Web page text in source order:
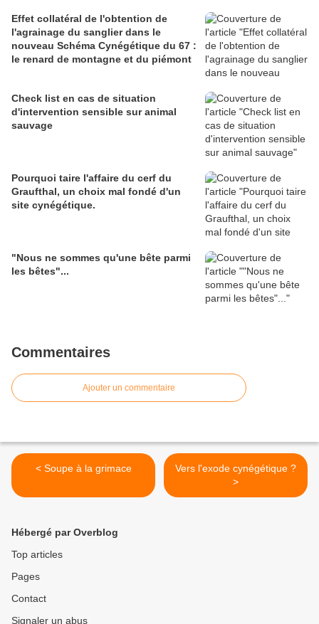
Effet collatéral de l'obtention de
l'agrainage du sanglier dans le
nouveau Schéma Cynégétique du 67 :
le renard de montagne et du piémont
Check list en cas de situation
d'intervention sensible sur animal
sauvage
Pourquoi taire l'affaire du cerf du
Graufthal, un choix mal fondé d'un
site cynégétique.
"Nous ne sommes qu'une bête parmi
les bêtes"...
Commentaires
Ajouter un commentaire
< Soupe à la grimace
Vers l'exode cynégétique ?
>
Hébergé par Overblog
Top articles
Pages
Contact
Signaler un abus